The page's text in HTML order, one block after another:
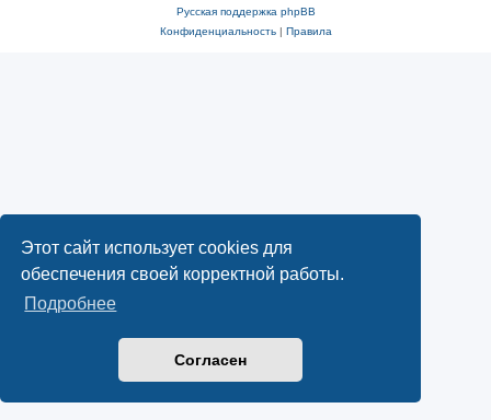
Этот сайт использует cookies для
обеспечения своей корректной работы.
Подробнее
Согласен
Русская поддержка phpBB
Конфиденциальность| Правила